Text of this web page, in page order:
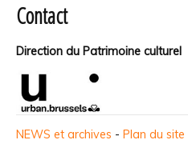
Contact
Direction du Patrimoine culturel
NEWS et archives - Plan du site